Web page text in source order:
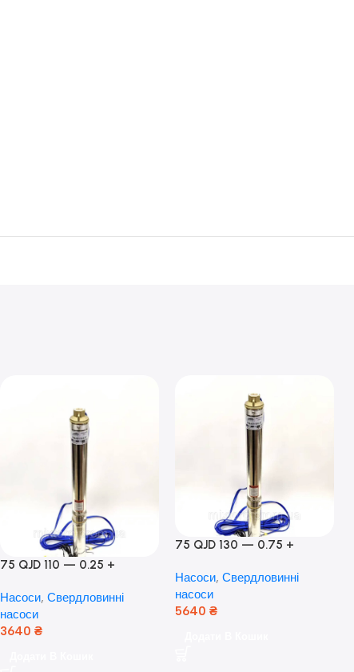
75 QJD 110 — 0.25 +
Мідь!
Насоси, Свердловинні
насоси
3640 ₴
75 QJD 130 — 0.75 +
Насоси, Свердловинні
насоси
5640 ₴